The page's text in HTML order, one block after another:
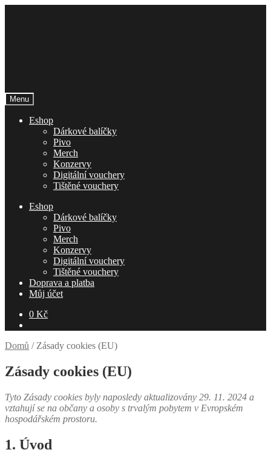
Menu
Eshop
Dárkové balíčky
Pivo
Merch
Konzervy
Digitální vouchery
Tištěné vouchery
Eshop
Dárkové balíčky
Pivo
Merch
Konzervy
Digitální vouchery
Tištěné vouchery
Doprava a platba
Můj účet
0 Kč
Domů / Zásady cookies (EU)
Zásady cookies (EU)
Tyto Zásady cookies byly naposledy aktualizovány 29. 11. 2024 a
vztahují se na občany a osoby s trvalým pobytem v Evropském
hospodářském prostoru.
1. Úvod